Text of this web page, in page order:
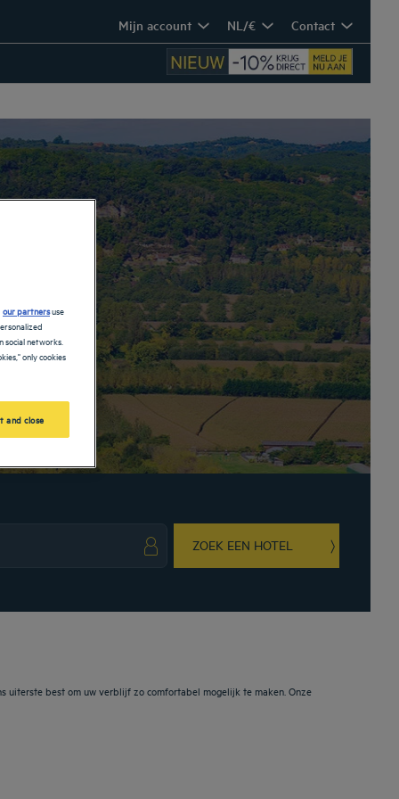
Mijn account NL/€ Contact
ZOEK EEN HOTEL
uiterste best om uw verblijf zo comfortabel mogelijk te maken. Onze
our partnersuse
networks.
only cookies
and close